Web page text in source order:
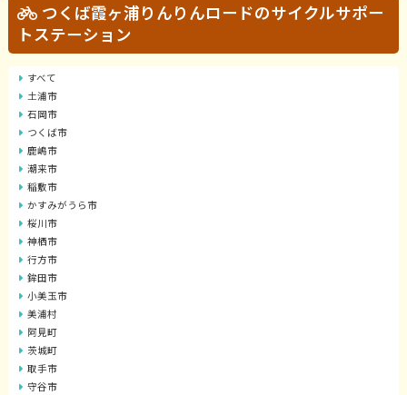
つくば霞ヶ浦りんりんロードのサイクルサポー
トステーション
すべて
土浦市
石岡市
つくば市
鹿嶋市
潮来市
稲敷市
かすみがうら市
桜川市
神栖市
行方市
鉾田市
小美玉市
美浦村
阿見町
茨城町
取手市
守谷市